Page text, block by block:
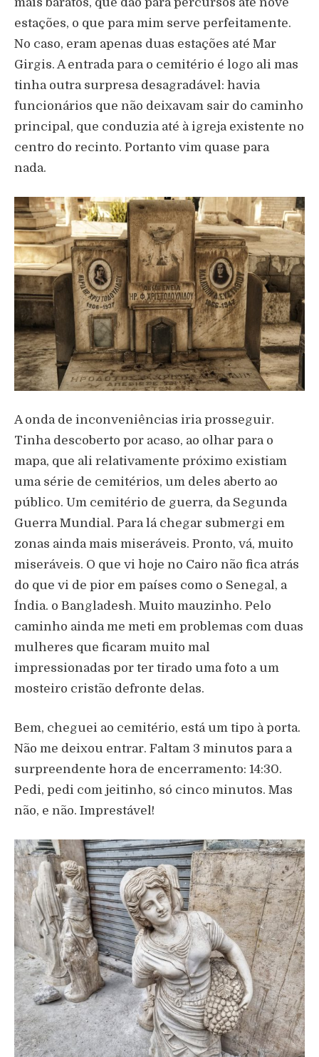
estações, o que para mim serve perfeitamente.
No caso, eram apenas duas estações até Mar
Girgis. A entrada para o cemitério é logo ali mas
tinha outra surpresa desagradável: havia
funcionários que não deixavam sair do caminho
principal, que conduzia até à igreja existente no
centro do recinto. Portanto vim quase para
nada.
A onda de inconveniências iria prosseguir.
Tinha descoberto por acaso, ao olhar para o
mapa, que ali relativamente próximo existiam
uma série de cemitérios, um deles aberto ao
público. Um cemitério de guerra, da Segunda
Guerra Mundial. Para lá chegar submergi em
zonas ainda mais miseráveis. Pronto, vá, muito
miseráveis. O que vi hoje no Cairo não fica atrás
do que vi de pior em países como o Senegal, a
Índia. o Bangladesh. Muito mauzinho. Pelo
caminho ainda me meti em problemas com duas
mulheres que ficaram muito mal
impressionadas por ter tirado uma foto a um
mosteiro cristão defronte delas.
Bem, cheguei ao cemitério, está um tipo à porta.
Não me deixou entrar. Faltam 3 minutos para a
surpreendente hora de encerramento: 14:30.
Pedi, pedi com jeitinho, só cinco minutos. Mas
não, e não. Imprestável!